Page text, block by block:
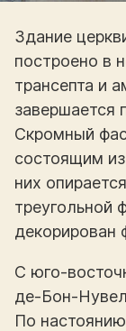
Здание
построено в
трансепта и
завершается
Скромный
состоящим
них
треугольной
декорирован
С юго-
де-Бон-
По